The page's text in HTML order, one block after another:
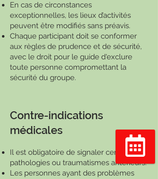
Réserver
En cas de circonstances
exceptionnelles, les lieux d’activités
peuvent être modifiés sans préavis.
Chaque participant doit se conformer
aux règles de prudence et de sécurité,
avec le droit pour le guide d'exclure
toute personne compromettant la
sécurité du groupe.
Contre-indications
médicales
Il est obligatoire de signaler certaines
pathologies ou traumatismes antérieurs.
Les personnes ayant des problèmes